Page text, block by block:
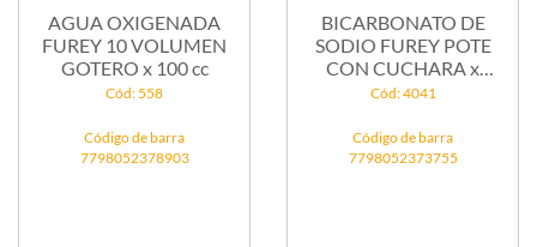
AGUA OXIGENADA
FUREY 10 VOLUMEN
GOTERO x 100 cc
Cód: 558
Código de barra
7798052378903
BICARBONATO DE
SODIO FUREY POTE
CON CUCHARA x
250...
Cód: 4041
Código de barra
7798052373755